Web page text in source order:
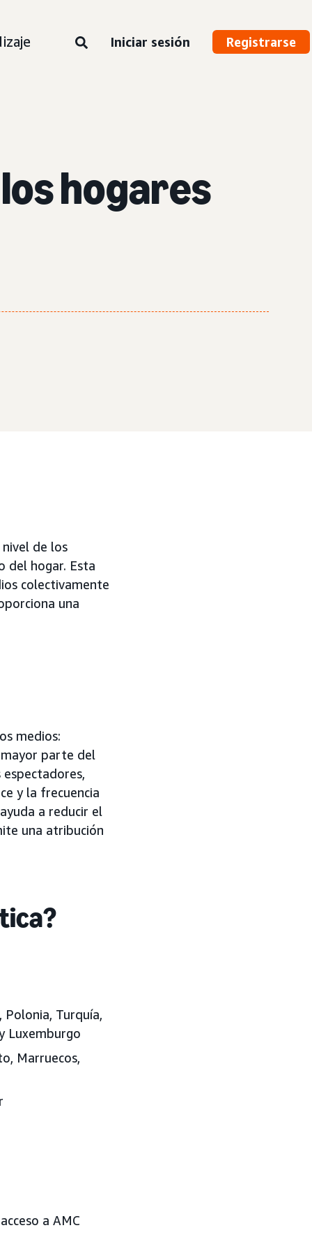
Iniciar sesión Registrarse
hogares
de los
del hogar. Esta
colectivamente
una
medios:
parte del
y la frecuencia
a reducir el
una atribución
Polonia, Turquía,
Luxemburgo
Marruecos,
a AMC